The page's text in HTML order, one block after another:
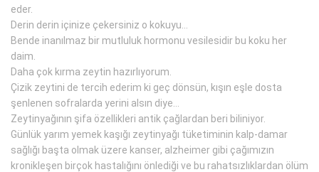
eder.
Derin derin içinize çekersiniz o kokuyu…
Bende inanılmaz bir mutluluk hormonu vesilesidir bu koku her
daim.
Daha çok kırma zeytin hazırlıyorum.
Çizik zeytini de tercih ederim ki geç dönsün, kışın eşle dosta
şenlenen sofralarda yerini alsın diye…
Zeytinyağının şifa özellikleri antik çağlardan beri biliniyor.
Günlük yarım yemek kaşığı zeytinyağı tüketiminin kalp-damar
sağlığı başta olmak üzere kanser, alzheimer gibi çağımızın
kronikleşen birçok hastalığını önlediği ve bu rahatsızlıklardan ölüm